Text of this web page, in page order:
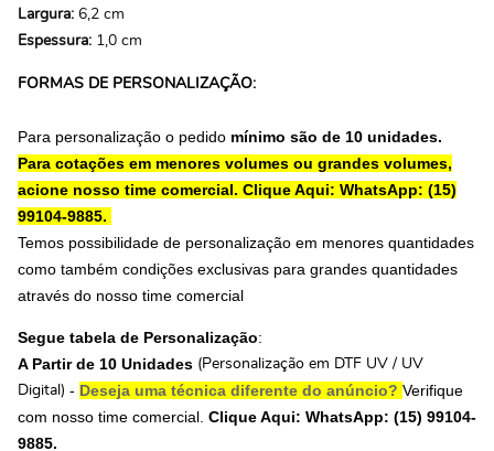
Largura: 6,2 cm
Espessura: 1,0 cm
FORMAS DE PERSONALIZAÇÃO:
Para personalização o pedido mínimo são de 10 unidades.
Para cotações em menores volumes ou grandes volumes,
acione nosso time comercial. Clique Aqui: WhatsApp: (15)
99104-9885.
Temos possibilidade de personalização em menores quantidades
como também condições exclusivas para grandes quantidades
através do nosso time comercial
Segue tabela de Personalização:
A Partir de 10 Unidades (Personalização em DTF UV / UV
Digital) - Deseja uma técnica diferente do anúncio? Verifique
com nosso time comercial. Clique Aqui: WhatsApp: (15) 99104-
9885.